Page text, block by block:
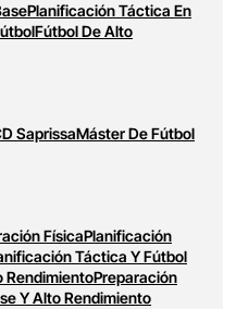
Planificación Táctica En
Fútbol De Alto
SaprissaMáster De Fútbol
FísicaPlanificación
Táctica Y Fútbol
RendimientoPreparación
Y Alto Rendimiento